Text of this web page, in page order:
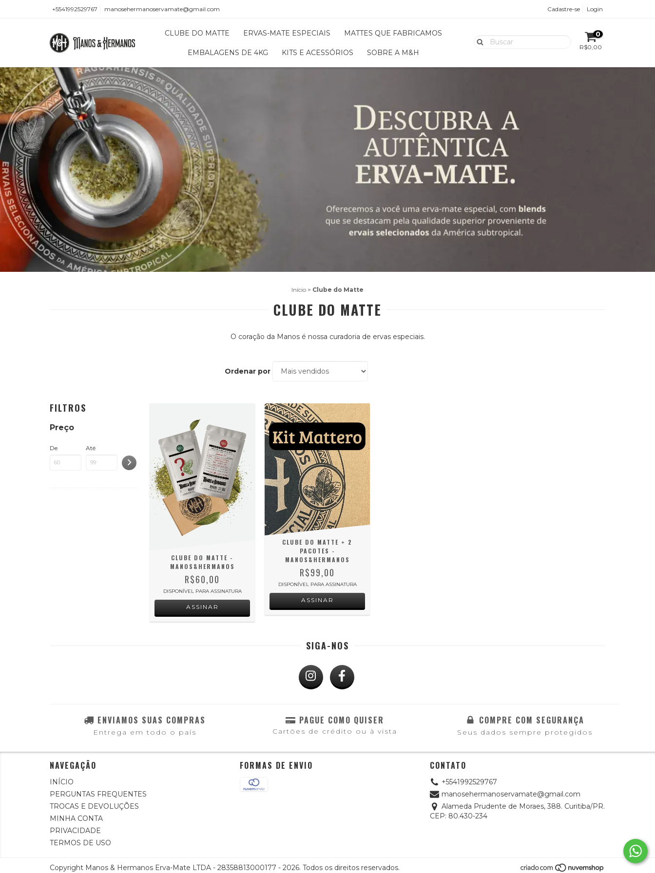
+5541992529767 manosehermanoservamate@gmail.com Cadastre-se Login
CLUBE DO MATTE ERVAS-MATE ESPECIAIS MATTES QUE FABRICAMOS
EMBALAGENS DE 4KG KITS E ACESSÓRIOS SOBRE A M&H
0
R$0,00
Início > Clube do Matte
CLUBE DO MATTE
O coração da Manos é nossa curadoria de ervas especiais.
Ordenar por
FILTROS
Preço
De Até
CLUBE DO MATTE -
MANOS&HERMANOS
R$60,00
DISPONÍVEL PARA ASSINATURA
ASSINAR
CLUBE DO MATTE + 2
PACOTES -
MANOS&HERMANOS
R$99,00
DISPONÍVEL PARA ASSINATURA
ASSINAR
SIGA-NOS
ENVIAMOS SUAS COMPRAS
Entrega em todo o país
PAGUE COMO QUISER
Cartões de crédito ou à vista
COMPRE COM SEGURANÇA
Seus dados sempre protegidos
NAVEGAÇÃO
INÍCIO
PERGUNTAS FREQUENTES
TROCAS E DEVOLUÇÕES
MINHA CONTA
PRIVACIDADE
TERMOS DE USO
FORMAS DE ENVIO CONTATO
+5541992529767
manosehermanoservamate@gmail.com
Alameda Prudente de Moraes, 388. Curitiba/PR.
CEP: 80.430-234
Copyright Manos & Hermanos Erva-Mate LTDA - 28358813000177 - 2026. Todos os direitos reservados.